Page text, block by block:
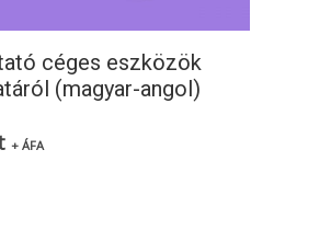
céges eszközök
(magyar-angol)
+ ÁFA